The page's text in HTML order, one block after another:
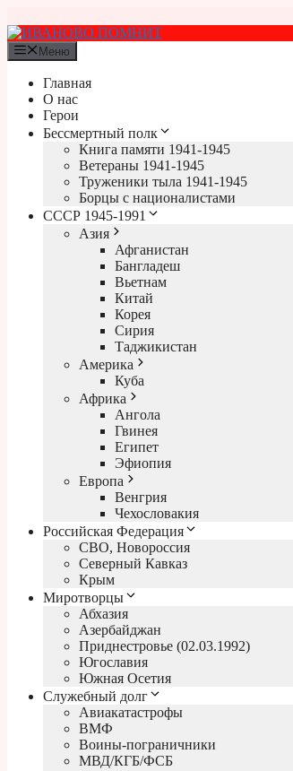
к
содержимому
Меню
Главная
О нас
Герои
Бессмертный полк
Книга памяти 1941-1945
Ветераны 1941-1945
Труженики тыла 1941-1945
Борцы с националистами
СССР 1945-1991
Азия
Афганистан
Бангладеш
Вьетнам
Китай
Корея
Сирия
Таджикистан
Америка
Куба
Африка
Ангола
Гвинея
Египет
Эфиопия
Европа
Венгрия
Чехословакия
Российская Федерация
СВО, Новороссия
Северный Кавказ
Крым
Миротворцы
Абхазия
Азербайджан
Приднестровье (02.03.1992)
Югославия
Южная Осетия
Служебный долг
Авиакатастрофы
ВМФ
Воины-пограничники
МВД/КГБ/ФСБ